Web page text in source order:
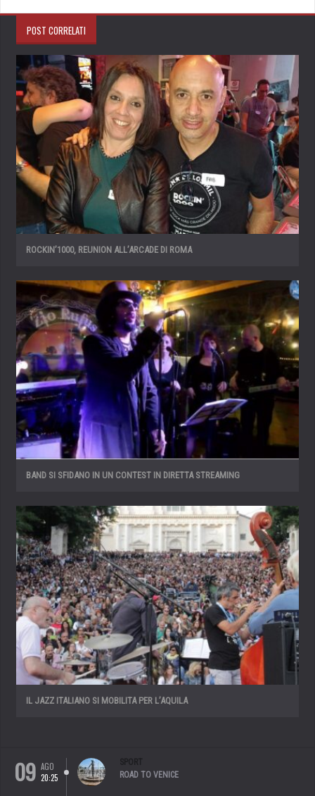
POST CORRELATI
ROCKIN’1000, REUNION ALL’ARCADE DI ROMA
BAND SI SFIDANO IN UN CONTEST IN DIRETTA STREAMING
IL JAZZ ITALIANO SI MOBILITA PER L’AQUILA
09 AGO
20:25
SPORT
ROAD TO VENICE